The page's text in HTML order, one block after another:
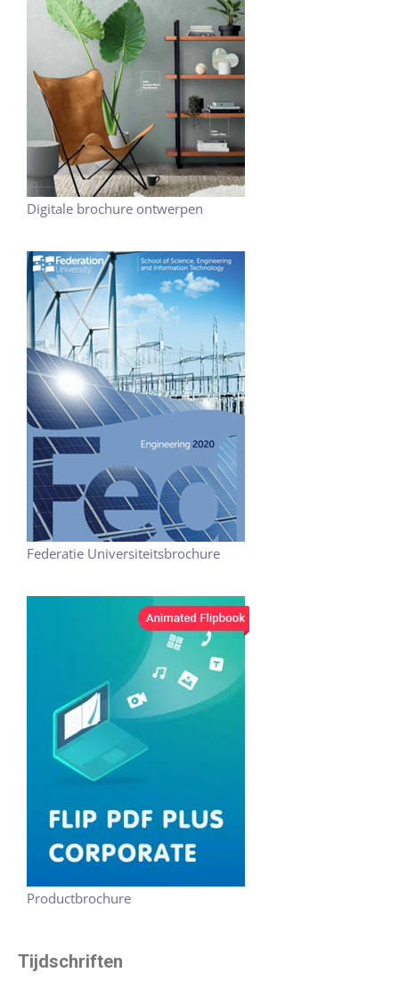
Digitale brochure ontwerpen
Federatie Universiteitsbrochure
Productbrochure
Tijdschriften